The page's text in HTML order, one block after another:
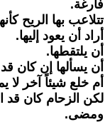
فارغة.
تتلاعب بها الريح
أراد أن يعود إليها.
أن يلتقطها.
أن يسألها إن كان
أم خلع شيئاً آخر لا
لكن الزحام كان قد
ومضى.